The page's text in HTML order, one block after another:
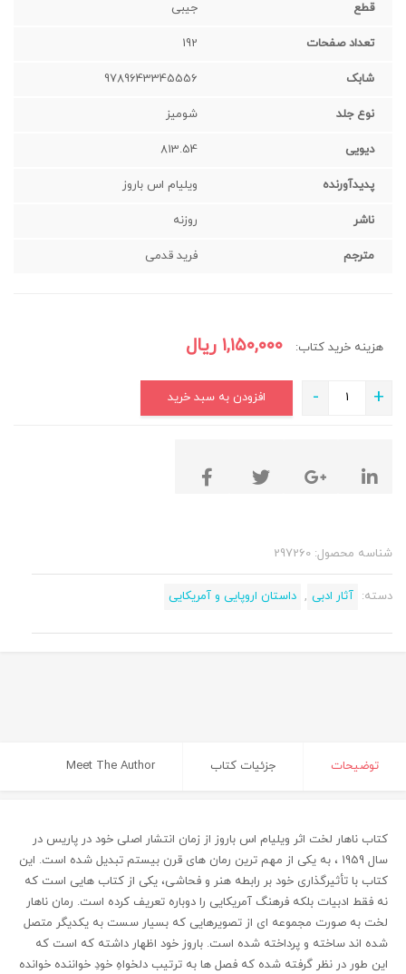
قطع جیبی
تعداد صفحات 192
شابک 9789643345556
نوع جلد شوميز
دیویی 813.54
پدیدآورنده ‏‫ویلیام اس باروز
ناشر روزنه
مترجم فرید قدمی
هزینه خرید کتاب: ۱,۱۵۰,۰۰۰ ریال
+
- افزودن به سبد خرید
شناسه محصول: 297260
دسته: آثار ادبی , داستان اروپایی و آمریکایی
توضیحات جزئیات کتاب Meet The Author
کتاب ناهار لخت اثر ویلیام اس باروز از زمان انتشار اصلی خود در پاریس در
سال 1959 ، به یکی از مهم ترین رمان های قرن بیستم تبدیل شده است. این
کتاب با تأثیرگذاری خود بر رابطه هنر و فحاشی، یکی از کتاب هایی است که
نه فقط ادبیات بلکه فرهنگ آمریکایی را دوباره تعریف کرده است. رمان ناهار
لخت به صورت مجموعه ای از تصویرهایی که بسیار سست به یکدیگر متصل
شده اند ساخته و پرداخته شده است. باروز خود اظهار داشته که است که
این طور در نظر گرفته شده که فصل ها به ترتیب دلخواهِ خودِ خواننده خوانده